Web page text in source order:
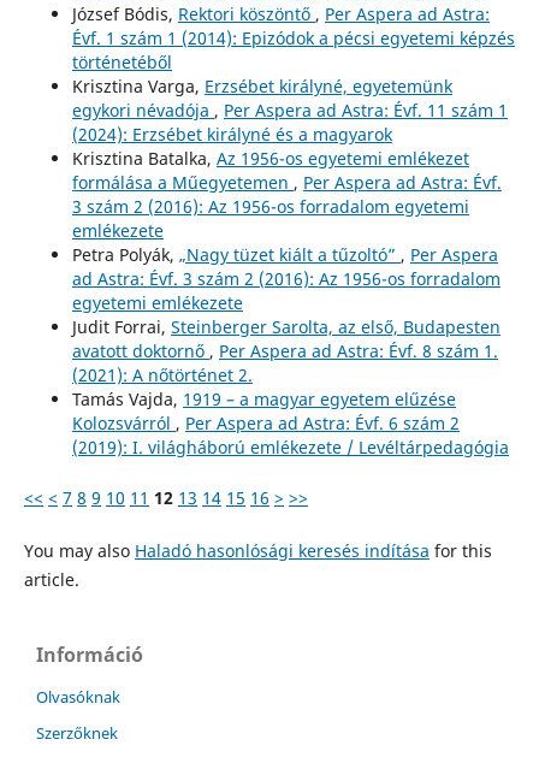
József Bódis, Rektori köszöntő , Per Aspera ad Astra:
Évf. 1 szám 1 (2014): Epizódok a pécsi egyetemi képzés
történetéből
Krisztina Varga, Erzsébet királyné, egyetemünk
egykori névadója , Per Aspera ad Astra: Évf. 11 szám 1
(2024): Erzsébet királyné és a magyarok
Krisztina Batalka, Az 1956-os egyetemi emlékezet
formálása a Műegyetemen , Per Aspera ad Astra: Évf.
3 szám 2 (2016): Az 1956-os forradalom egyetemi
emlékezete
Petra Polyák, „Nagy tüzet kiált a tűzoltó” , Per Aspera
ad Astra: Évf. 3 szám 2 (2016): Az 1956-os forradalom
egyetemi emlékezete
Judit Forrai, Steinberger Sarolta, az első, Budapesten
avatott doktornő , Per Aspera ad Astra: Évf. 8 szám 1.
(2021): A nőtörténet 2.
Tamás Vajda, 1919 – a magyar egyetem elűzése
Kolozsvárról , Per Aspera ad Astra: Évf. 6 szám 2
(2019): I. világháború emlékezete / Levéltárpedagógia
<< < 7 8 9 10 11 12 13 14 15 16 > >>
You may also Haladó hasonlósági keresés indítása for this
article.
Információ
Olvasóknak
Szerzőknek